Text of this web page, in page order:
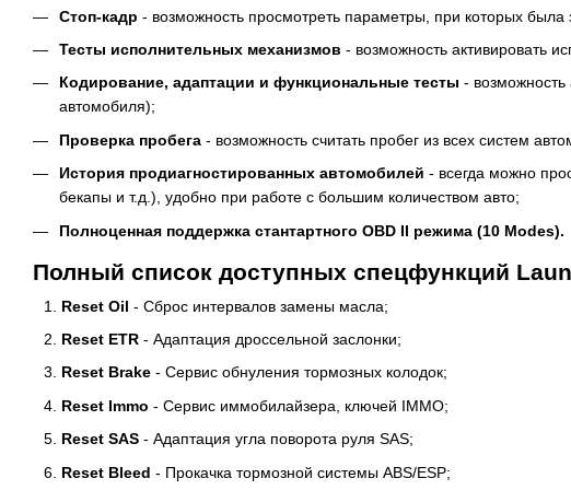
Cтоп-кадр - возможность просмотреть параметры, при которых
Тесты исполнительных механизмов - возможность активировать
Кодирование, адаптации и функциональные тесты - возможность
автомобиля);
Проверка пробега - возможность считать пробег из всех систем
История продиагностированных автомобилей - всегда можно
бекапы и т.д.), удобно при работе с большим количеством авто;
Полноценная поддержка стантартного OBD II режима (10 Modes).
Полный список доступных спецфункций
Reset Oil - Сброс интервалов замены масла;
Reset ETR - Адаптация дроссельной заслонки;
Reset Brake - Сервис обнуления тормозных колодок;
Reset Immo - Сервис иммобилайзера, ключей IMMO;
Reset SAS - Адаптация угла поворота руля SAS;
Reset Bleed - Прокачка тормозной системы ABS/ESP;